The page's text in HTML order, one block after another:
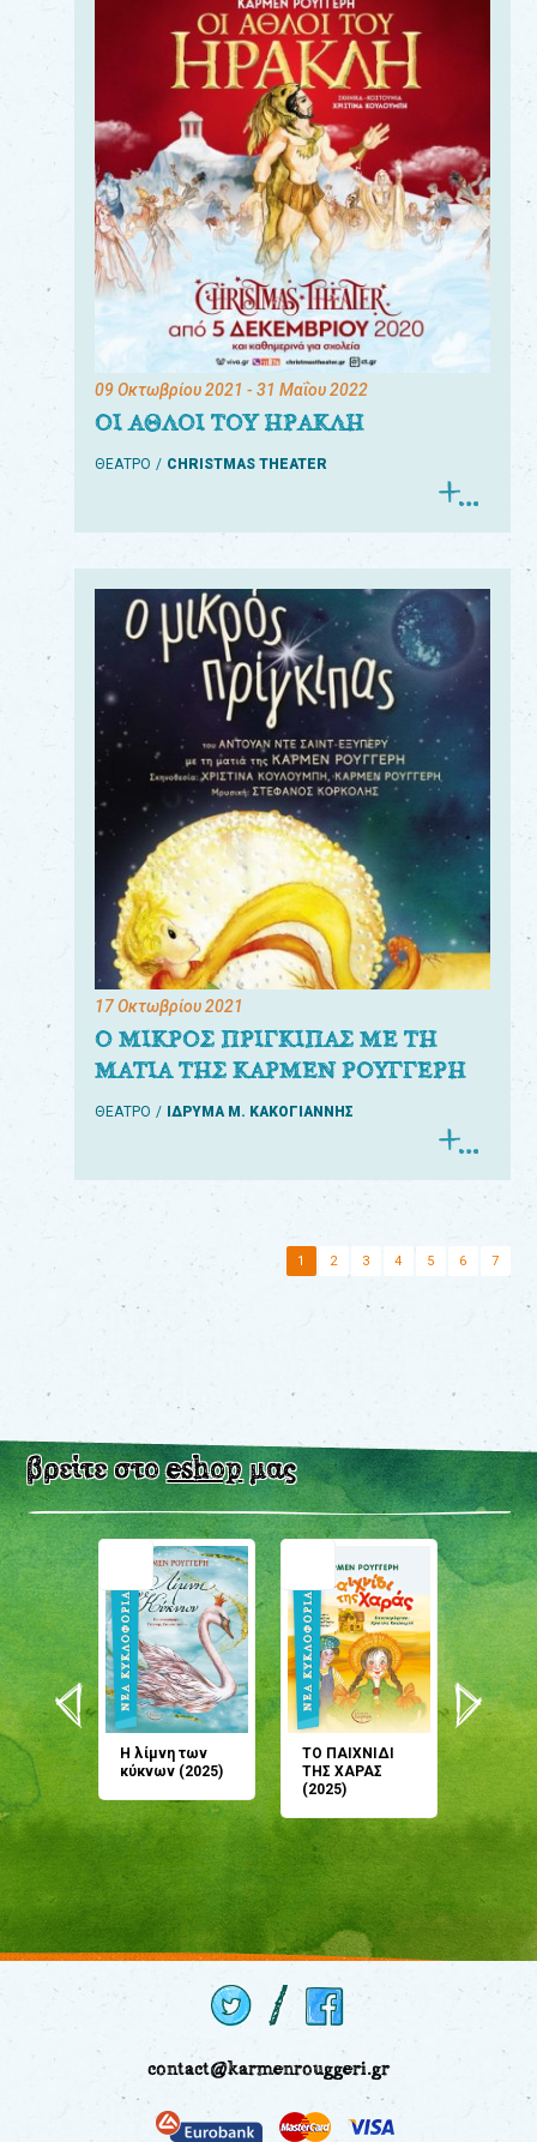
09 Οκτωβρίου 2021 - 31 Μαΐου 2022
ΟΙ ΑΘΛΟΙ ΤΟΥ ΗΡΑΚΛΗ
ΘΕΑΤΡΟ CHRISTMAS THEATER
17 Οκτωβρίου 2021
Ο ΜΙΚΡΟΣ ΠΡΙΓΚΙΠΑΣ ΜΕ ΤΗ
ΜΑΤΙΑ ΤΗΣ ΚΑΡΜΕΝ ΡΟΥΓΓΕΡΗ
ΘΕΑΤΡΟ ΙΔΡΥΜΑ Μ. ΚΑΚΟΓΙΑΝΝΗΣ
1 2 3 4 5 6 7
βρείτε στοeshopμας
Η λίμνη των
κύκνων (2025)
ΤΟ ΠΑΙΧΝΙΔΙ
ΤΗΣ ΧΑΡΑΣ
(2025)
μου;
(2024)
contact@karmenrouggeri.gr